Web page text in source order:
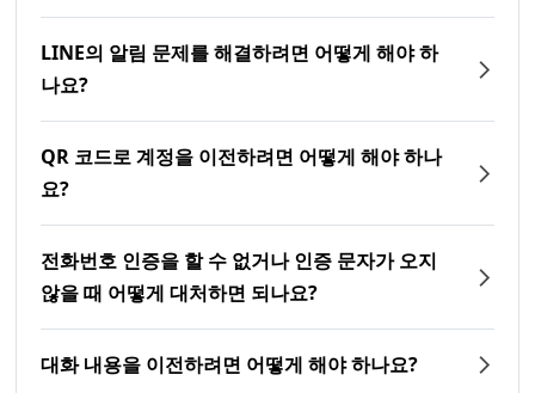
LINE의 알림 문제를 해결하려면 어떻게 해야 하
나요?
QR 코드로 계정을 이전하려면 어떻게 해야 하나
요?
전화번호 인증을 할 수 없거나 인증 문자가 오지
않을 때 어떻게 대처하면 되나요?
대화 내용을 이전하려면 어떻게 해야 하나요?